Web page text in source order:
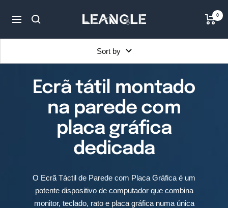
Navigation
LGPC 0
Sort by
Ecrã tátil montado
na parede com
placa gráfica
dedicada
O Ecrã Táctil de Parede com Placa Gráfica é um
potente dispositivo de computador que combina
monitor, teclado, rato e placa gráfica numa única